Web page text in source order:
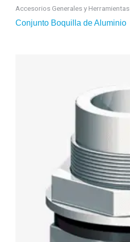
Accesorios Generales y Herramientas
Conjunto Boquilla de Aluminio